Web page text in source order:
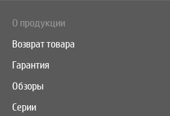
О продукции
Возврат товара
Гарантия
Обзоры
Серии